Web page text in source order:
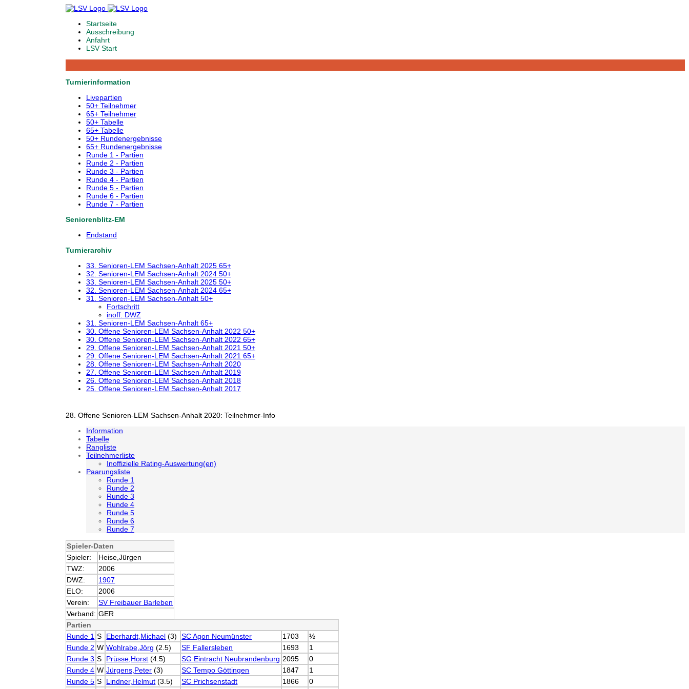
Startseite
Ausschreibung
Anfahrt
LSV Start
Turnierinformation
Livepartien
50+ Teilnehmer
65+ Teilnehmer
50+ Tabelle
65+ Tabelle
50+ Rundenergebnisse
65+ Rundenergebnisse
Runde 1 - Partien
Runde 2 - Partien
Runde 3 - Partien
Runde 4 - Partien
Runde 5 - Partien
Runde 6 - Partien
Runde 7 - Partien
Seniorenblitz-EM
Endstand
Turnierarchiv
33. Senioren-LEM Sachsen-Anhalt 2025 65+
32. Senioren-LEM Sachsen-Anhalt 2024 50+
33. Senioren-LEM Sachsen-Anhalt 2025 50+
32. Senioren-LEM Sachsen-Anhalt 2024 65+
31. Senioren-LEM Sachsen-Anhalt 50+
Fortschritt
inoff. DWZ
31. Senioren-LEM Sachsen-Anhalt 65+
30. Offene Senioren-LEM Sachsen-Anhalt 2022 50+
30. Offene Senioren-LEM Sachsen-Anhalt 2022 65+
29. Offene Senioren-LEM Sachsen-Anhalt 2021 50+
29. Offene Senioren-LEM Sachsen-Anhalt 2021 65+
28. Offene Senioren-LEM Sachsen-Anhalt 2020
27. Offene Senioren-LEM Sachsen-Anhalt 2019
26. Offene Senioren-LEM Sachsen-Anhalt 2018
25. Offene Senioren-LEM Sachsen-Anhalt 2017
28. Offene Senioren-LEM Sachsen-Anhalt 2020: Teilnehmer-Info
Information
Tabelle
Rangliste
Teilnehmerliste
Inoffizielle Rating-Auswertung(en)
Paarungsliste
Runde 1
Runde 2
Runde 3
Runde 4
Runde 5
Runde 6
Runde 7
Spieler-Daten
Spieler:
Heise,Jürgen
TWZ:
2006
DWZ:
1907
ELO:
2006
Verein:
SV Freibauer Barleben
Verband: GER
Partien
Runde 1 S Eberhardt,Michael (3) SC Agon Neumünster 1703
½
Runde 2 W Wohlrabe,Jörg (2.5) SF Fallersleben 1693
1
Runde 3 S Prüsse,Horst (4.5) SG Eintracht Neubrandenburg 2095
0
Runde 4 W Jürgens,Peter (3) SC Tempo Göttingen 1847
1
Runde 5 S Lindner,Helmut (3.5) SC Prichsenstadt 1866
0